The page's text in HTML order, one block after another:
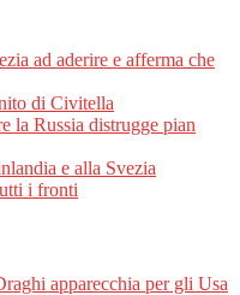
ad aderire e afferma che
di Civitella
la Russia distrugge pian
e alla Svezia
i fronti
apparecchia per gli Usa